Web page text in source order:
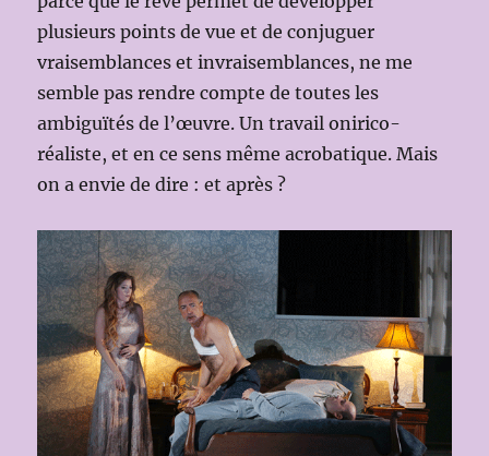
plusieurs points de vue et de conjuguer
vraisemblances et invraisemblances, ne me
semble pas rendre compte de toutes les
ambiguïtés de l’œuvre. Un travail onirico-
réaliste, et en ce sens même acrobatique. Mais
on a envie de dire : et après ?